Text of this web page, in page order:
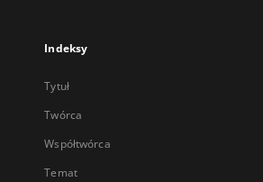
Indeksy
Tytuł
Twórca
Współtwórca
Temat